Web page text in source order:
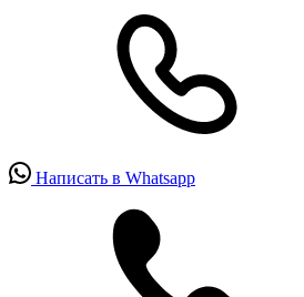
Написать в Whatsapp